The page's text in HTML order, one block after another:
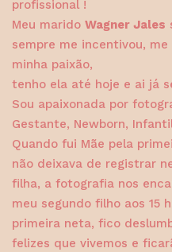
profissional !
Meu marido Wagner Jales
sempre me incentivou,
minha paixão,
tenho ela até hoje e ai já
Sou apaixonada por
Gestante, Newborn,
Quando fui Mãe pela
não deixava de registrar
filha, a fotografia nos
meu segundo filho aos 15
primeira neta, fico
felizes que vivemos e